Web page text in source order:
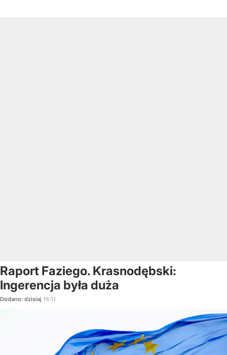
Raport Faziego. Krasnodębski:
Ingerencja była duża
Dodano: dzisiaj 16:11